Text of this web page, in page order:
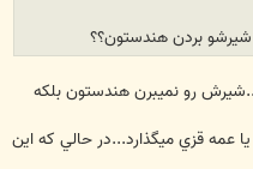
بردن هندستون؟؟
رو نميبرن هندستون بلکه
قزي ميگذارد...در حالي که اين